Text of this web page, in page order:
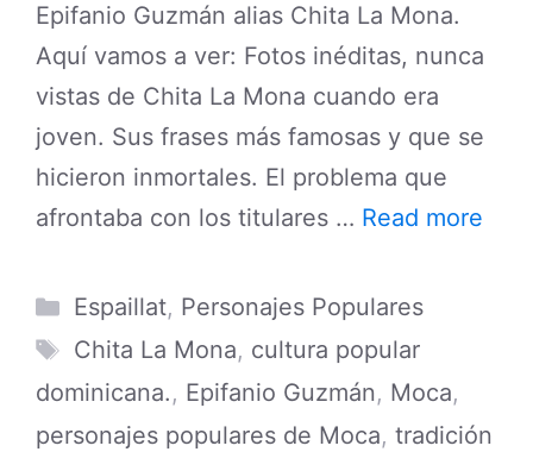
Epifanio Guzmán alias Chita La Mona.
Aquí vamos a ver: Fotos inéditas, nunca
vistas de Chita La Mona cuando era
joven. Sus frases más famosas y que se
hicieron inmortales. El problema que
afrontaba con los titulares … Read more
Categories
Espaillat, Personajes Populares
Tags
Chita La Mona, cultura popular
dominicana., Epifanio Guzmán, Moca,
personajes populares de Moca, tradición